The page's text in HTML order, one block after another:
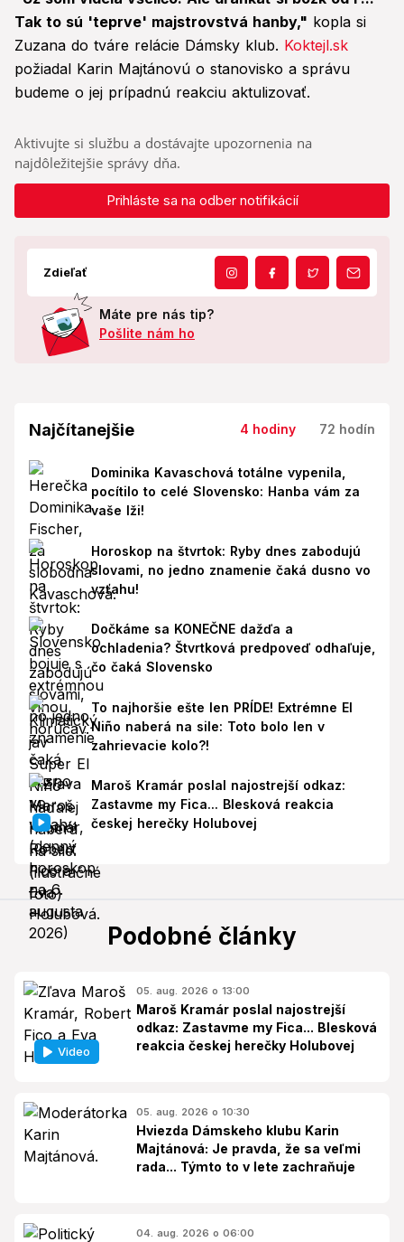
Tak to sú 'teprve' majstrovstvá hanby," kopla si
Zuzana do tváre relácie Dámsky klub. Koktejl.sk
požiadal Karin Majtánovú o stanovisko a správu
budeme o jej prípadnú reakciu aktulizovať.
Aktivujte si službu a dostávajte upozornenia na
najdôležitejšie správy dňa.
Prihláste sa na odber notifikácií
Zdieľať
Máte pre nás tip?
Pošlite nám ho
Najčítanejšie 4 hodiny 72 hodín
Dominika Kavaschová totálne vypenila,
pocítilo to celé Slovensko: Hanba vám za
vaše lži!
Horoskop na štvrtok: Ryby dnes zabodujú
slovami, no jedno znamenie čaká dusno vo
vzťahu!
Dočkáme sa KONEČNE dažďa a
ochladenia? Štvrtková predpoveď odhaľuje,
čo čaká Slovensko
To najhoršie ešte len PRÍDE! Extrémne El
Niño naberá na sile: Toto bolo len v
zahrievacie kolo?!
Maroš Kramár poslal najostrejší odkaz:
Zastavme my Fica... Blesková reakcia
českej herečky Holubovej
Podobné články
Video
05. aug. 2026 o 13:00
Maroš Kramár poslal najostrejší
odkaz: Zastavme my Fica... Blesková
reakcia českej herečky Holubovej
05. aug. 2026 o 10:30
Hviezda Dámskeho klubu Karin
Majtánová: Je pravda, že sa veľmi
rada... Týmto to v lete zachraňuje
04. aug. 2026 o 06:00